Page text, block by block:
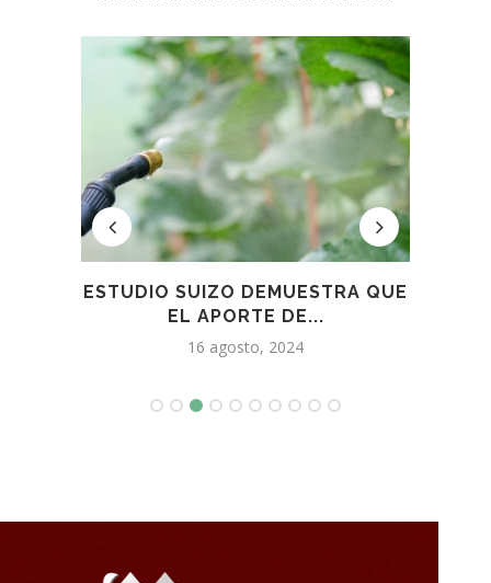
VIÑATEROS MENDOCINOS
AFECTADOS POR HELADAS Y
GRANIZO...